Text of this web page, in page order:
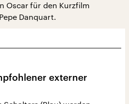
Oscar für den Kurzfilm
Danquart.
externer